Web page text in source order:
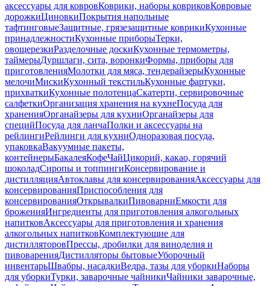
аксессуары для ковровКоврики, наборы ковриковКовровые
дорожкиЦиновкиПокрытия напольные
тафтинговыеЗащитные, грязезащитные коврикиКухонные
принадлежностиКухонные приборыТерки,
овощерезкиРазделочные доскиКухонные термометры,
таймерыДуршлаги, сита, воронкиФормы, приборы для
приготовленияМолотки для мяса, тендерайзерыКухонные
мелочиМискиКухонный текстильКухонные фартуки,
прихваткиКухонные полотенцаСкатерти, сервировочные
салфеткиОрганизация хранения на кухнеПосуда для
храненияОрганайзеры для кухниОрганайзеры для
специйПосуда для ланчаПолки и аксессуары на
рейлингиРейлинги для кухниОдноразовая посуда,
упаковкаВакуумные пакеты,
контейнерыБакалеяКофеЧайЦикорий, какао, горячий
шоколадСиропы и топпингиКонсервирование и
дистилляцияАвтоклавы для консервированияАксессуары для
консервированияПриспособления для
консервированияОткрывалкиПивоварниЕмкости для
броженияИнгредиенты для приготовления алкогольных
напитковАксессуары для приготовления и хранения
алкогольных напитковКомплектующие для
дистилляторовПрессы, дробилки для виноделия и
пивоваренияДистилляторы бытовыеУборочный
инвентарьШвабры, насадкиВедра, тазы для уборкиНаборы
для уборкиТурки, заварочные чайникиЧайники заварочные,